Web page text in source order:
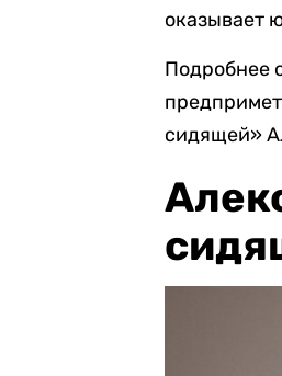
оказывает
Подробнее
сидящей»